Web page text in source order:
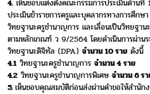
4. เห็นชอบแต่งตั้งคณะกรรมการประเมินด้าน
ประเมินข้าราชการครูและบุคลากรทางการศึก
วิทยฐานะครูชำนาญการ และเลื่อนเป็นวิทยฐา
ตามหลักเกณฑ์ ว 9/2564 โดยดำเนินการผ่าน
วิทยฐานะดิจิทัล (DPA)จำนวน 10 ราย ดังนี้
4.1 วิทยฐานะครูชำนาญการจำนวน 4 ราย
4.2 วิทยฐานะครูชำนาญการพิเศษจำนวน 6 ร
5.เห็นชอบคุณสมบัติก่อนส่งผ่านคำขอให้สำนัก